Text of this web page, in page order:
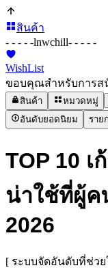
สินค้า
- - - - -lnwchill- - - - -
WishList
ขอบคุณสำหรับการส
สินค้า หมวดหมู่
อันดับยอดนิยม
ราย
TOP 10 เ
น่าใช้ที่ผู้ค
2026
[ ระบบจัดอันดับที่ช่ว